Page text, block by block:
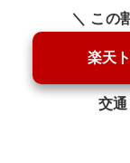
＼ この
楽天
交